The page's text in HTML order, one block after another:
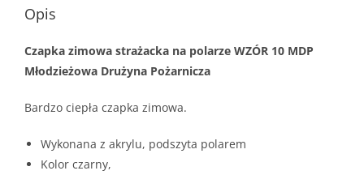
Opis
Czapka zimowa strażacka na polarze WZÓR 10 MDP
Młodzieżowa Drużyna Pożarnicza
Bardzo ciepła czapka zimowa.
Wykonana z akrylu, podszyta polarem
Kolor czarny,